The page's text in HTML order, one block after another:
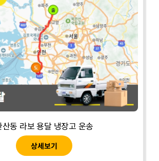
산동 라보 용달 냉장고 운송
상세보기